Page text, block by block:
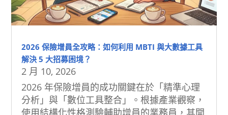
2026 保險增員全攻略：如何利用 MBTI 與大數據工具
解決 5 大招募困境？
2 月 10, 2026
2026 年保險增員的成功關鍵在於「精準心理
分析」與「數位工具整合」。根據產業觀察，
使用結構化性格測驗輔助增員的業務員，其開